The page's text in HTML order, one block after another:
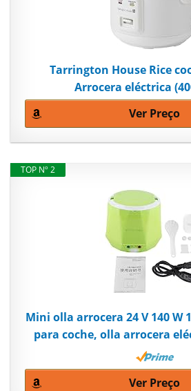
Tarrington House Rice
Arrocera eléctrica
Ver Preço
TOP Nº 2
Mini olla arrocera 24 V 140 W
para coche, olla arrocera
Ver Preço